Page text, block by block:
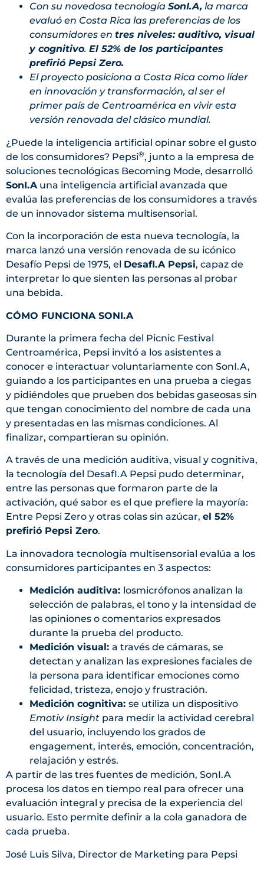
Con su novedosa tecnología SonI.A, la marca
evaluó en Costa Rica las preferencias de los
consumidores en tres niveles: auditivo, visual
y cognitivo. El 52% de los participantes
prefirió Pepsi Zero.
El proyecto posiciona a Costa Rica como líder
en innovación y transformación, al ser el
primer país de Centroamérica en vivir esta
versión renovada del clásico mundial.
¿Puede la inteligencia artificial opinar sobre el gusto
de los consumidores? Pepsi®, junto a la empresa de
soluciones tecnológicas Becoming Mode, desarrolló
SonI.A una inteligencia artificial avanzada que
evalúa las preferencias de los consumidores a través
de un innovador sistema multisensorial.
Con la incorporación de esta nueva tecnología, la
marca lanzó una versión renovada de su icónico
Desafío Pepsi de 1975, el DesafI.A Pepsi, capaz de
interpretar lo que sienten las personas al probar
una bebida.
CÓMO FUNCIONA SONI.A
Durante la primera fecha del Picnic Festival
Centroamérica, Pepsi invitó a los asistentes a
conocer e interactuar voluntariamente con SonI.A,
guiando a los participantes en una prueba a ciegas
y pidiéndoles que prueben dos bebidas gaseosas sin
que tengan conocimiento del nombre de cada una
y presentadas en las mismas condiciones. Al
finalizar, compartieran su opinión.
A través de una medición auditiva, visual y cognitiva,
la tecnología del DesafI.A Pepsi pudo determinar,
entre las personas que formaron parte de la
activación, qué sabor es el que prefiere la mayoría:
Entre Pepsi Zero y otras colas sin azúcar, el 52%
prefirió Pepsi Zero.
La innovadora tecnología multisensorial evalúa a los
consumidores participantes en 3 aspectos:
Medición auditiva: losmicrófonos analizan la
selección de palabras, el tono y la intensidad de
las opiniones o comentarios expresados
durante la prueba del producto.
Medición visual: a través de cámaras, se
detectan y analizan las expresiones faciales de
la persona para identificar emociones como
felicidad, tristeza, enojo y frustración.
Medición cognitiva: se utiliza un dispositivo
Emotiv Insight para medir la actividad cerebral
del usuario, incluyendo los grados de
engagement, interés, emoción, concentración,
relajación y estrés.
A partir de las tres fuentes de medición, SonI.A
procesa los datos en tiempo real para ofrecer una
evaluación integral y precisa de la experiencia del
usuario. Esto permite definir a la cola ganadora de
cada prueba.
José Luis Silva, Director de Marketing para Pepsi